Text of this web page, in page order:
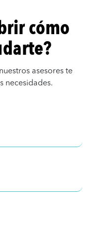
cómo
asesores te
necesidades.